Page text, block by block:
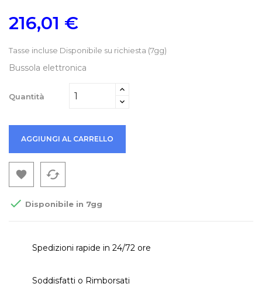
216,01 €
Tasse incluse Disponibile su richiesta (7gg)
Bussola elettronica
Quantità
AGGIUNGI AL CARRELLO
 cached
 Disponibile in 7gg
Spedizioni rapide in 24/72 ore
Soddisfatti o Rimborsati